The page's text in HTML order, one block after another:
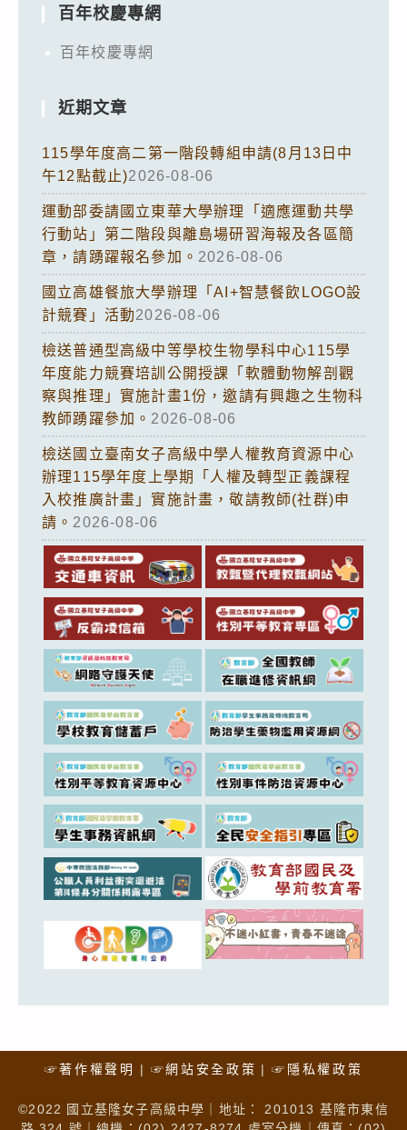
百年校慶專網
百年校慶專網
近期文章
115學年度高二第一階段轉組申請(8月13日中
午12點截止)2026-08-06
運動部委請國立東華大學辦理「適應運動共學
行動站」第二階段與離島場研習海報及各區簡
章，請踴躍報名參加。 2026-08-06
國立高雄餐旅大學辦理「AI+智慧餐飲LOGO設
計競賽」活動2026-08-06
檢送普通型高級中等學校生物學科中心115學
年度能力競賽培訓公開授課「軟體動物解剖觀
察與推理」實施計畫1份，邀請有興趣之生物科
教師踴躍參加。 2026-08-06
檢送國立臺南女子高級中學人權教育資源中心
辦理115學年度上學期「人權及轉型正義課程
入校推廣計畫」實施計畫，敬請教師(社群)申
請。 2026-08-06
☞著作權聲明 ☞網站安全政策 ☞隱私權政策
©2022 國立基隆女子高級中學｜地址： 201013 基隆市東信